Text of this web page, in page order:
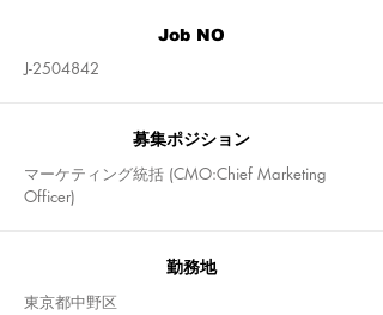
Job NO
J-2504842
募集ポジション
マーケティング統括 (CMO:Chief Marketing
Officer)
​勤務地
東京都中野区